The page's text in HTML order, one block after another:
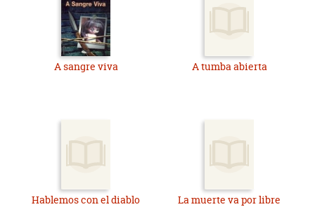
A sangre viva A tumba abierta
Hablemos con el diablo La muerte va por libre